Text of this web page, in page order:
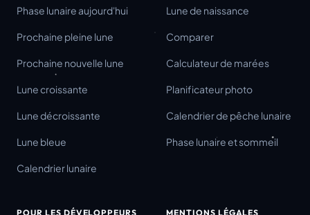
Phase lunaire aujourd'hui
Prochaine pleine lune
Prochaine nouvelle lune
Lune croissante
Lune décroissante
Lune bleue
Calendrier lunaire
Lune de naissance
Comparer
Calculateur de marées
Planificateur photo
Calendrier de pêche lunaire
Phase lunaire et sommeil
POUR LES DÉVELOPPEURS MENTIONS LÉGALES